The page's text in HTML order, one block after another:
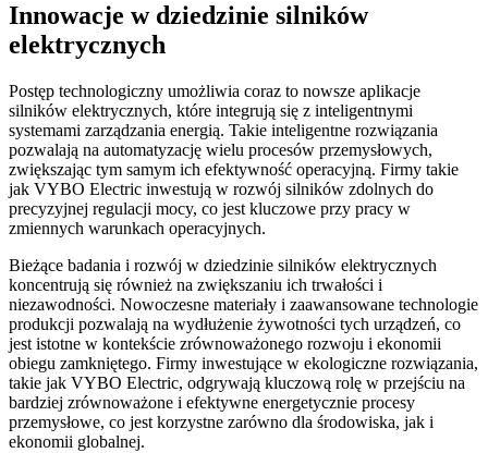
Innowacje w dziedzinie silników
elektrycznych
Postęp technologiczny umożliwia coraz to nowsze aplikacje
silników elektrycznych, które integrują się z inteligentnymi
systemami zarządzania energią. Takie inteligentne rozwiązania
pozwalają na automatyzację wielu procesów przemysłowych,
zwiększając tym samym ich efektywność operacyjną. Firmy takie
jak VYBO Electric inwestują w rozwój silników zdolnych do
precyzyjnej regulacji mocy, co jest kluczowe przy pracy w
zmiennych warunkach operacyjnych.
Bieżące badania i rozwój w dziedzinie silników elektrycznych
koncentrują się również na zwiększaniu ich trwałości i
niezawodności. Nowoczesne materiały i zaawansowane technologie
produkcji pozwalają na wydłużenie żywotności tych urządzeń, co
jest istotne w kontekście zrównoważonego rozwoju i ekonomii
obiegu zamkniętego. Firmy inwestujące w ekologiczne rozwiązania,
takie jak VYBO Electric, odgrywają kluczową rolę w przejściu na
bardziej zrównoważone i efektywne energetycznie procesy
przemysłowe, co jest korzystne zarówno dla środowiska, jak i
ekonomii globalnej.